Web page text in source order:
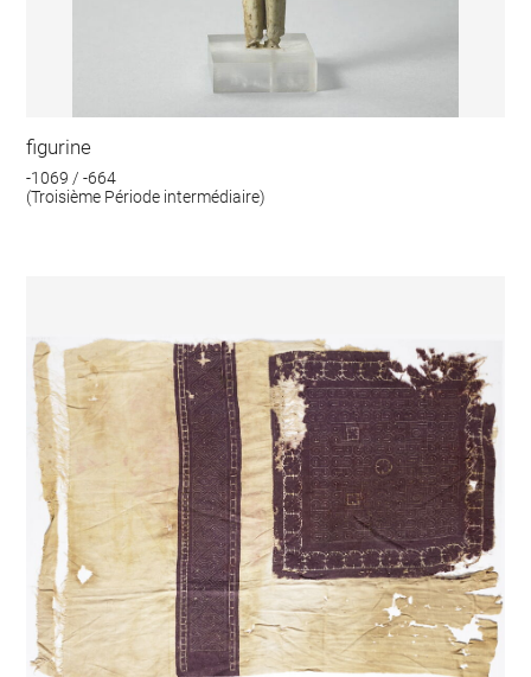
figurine
-1069 / -664
(Troisième Période intermédiaire)